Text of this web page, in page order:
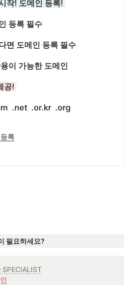
작! 도메인 등록!
등록 필수
면 도메인 등록 필수
이 가능한 도메인
공!
.net  .or.kr  .org
록
필요하세요?